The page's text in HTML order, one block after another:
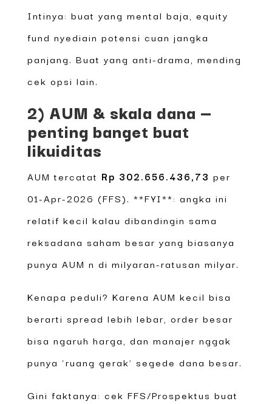
Intinya: buat yang mental baja, equity
fund nyediain potensi cuan jangka
panjang. Buat yang anti-drama, mending
cek opsi lain.
2) AUM & skala dana —
penting banget buat
likuiditas
AUM tercatat Rp 302.656.436,73 per
01-Apr-2026 (FFS). **FYI**: angka ini
relatif kecil kalau dibandingin sama
reksadana saham besar yang biasanya
punya AUM n di milyaran-ratusan milyar.
Kenapa peduli? Karena AUM kecil bisa
berarti spread lebih lebar, order besar
bisa ngaruh harga, dan manajer nggak
punya ‘ruang gerak’ segede dana besar.
Gini faktanya: cek FFS/Prospektus buat